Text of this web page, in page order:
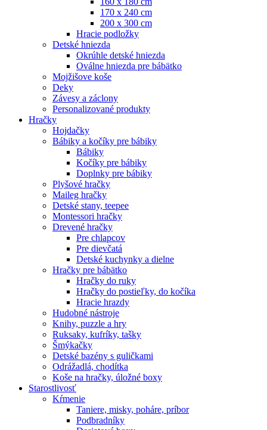
170 x 240 cm
200 x 300 cm
Hracie podložky
Detské hniezda
Okrúhle detské hniezda
Oválne hniezda pre bábätko
Mojžišove koše
Deky
Závesy a záclony
Personalizované produkty
Hračky
Hojdačky
Bábiky a kočíky pre bábiky
Bábiky
Kočíky pre bábiky
Doplnky pre bábiky
Plyšové hračky
Maileg hračky
Detské stany, teepee
Montessori hračky
Drevené hračky
Pre chlapcov
Pre dievčatá
Detské kuchynky a dielne
Hračky pre bábätko
Hračky do ruky
Hračky do postieľky, do kočíka
Hracie hrazdy
Hudobné nástroje
Knihy, puzzle a hry
Ruksaky, kufríky, tašky
Šmýkačky
Detské bazény s guličkami
Odrážadlá, chodítka
Koše na hračky, úložné boxy
Starostlivosť
Kŕmenie
Taniere, misky, poháre, príbor
Podbradníky